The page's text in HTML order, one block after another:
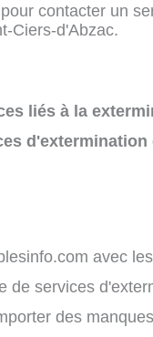
contacter un
Ciers-d'Abzac.
liés à la
avec
de services
des